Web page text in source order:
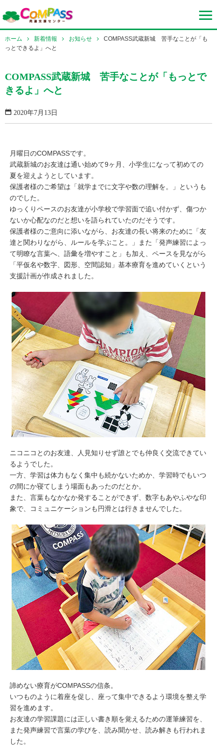
ホーム 新着情報 お知らせ
COMPASS武蔵新城 苦手なことが「も
っとできるよ」へと
COMPASS武蔵新城 苦手なことが「もっとで
きるよ」へと
2020年7月13日
月曜日のCOMPASSです。
武蔵新城のお友達は通い始めて9ヶ月、小学生になって初めての
夏を迎えようとしています。
保護者様のご希望は「就学までに文字や数の理解を。」というも
のでした。
ゆっくりペースのお友達が小学校で学習面で追い付かず、傷つか
ないか心配なのだと想いを語られていたのだそうです。
保護者様のご意向に添いながら、お友達の長い将来のために「友
達と関わりながら、ルールを学ぶこと。」また「発声練習によっ
て明瞭な言葉へ、語彙を増やすこと」も加え、ペースを見ながら
「平仮名や数字、図形、空間認知」基本療育を進めていくという
支援計画が作成されました。
ニコニコとのお友達、人見知りせず誰とでも仲良く交流できてい
るようでした。
一方、学習は体力もなく集中も続かないためか、学習時でもいつ
の間にか寝てしまう場面もあったのだとか。
また、言葉もなかなか発することができず、数字もあやふやな印
象で、コミュニケーションも円滑とは行きませんでした。
諦めない療育がCOMPASSの信条。
いつものように着座を促し、座って集中できるよう環境を整え学
習を進めます。
お友達の学習課題には正しい書き順を覚えるための運筆練習を、
また発声練習で言葉の学びを、読み聞かせ、読み解きも行われま
した。